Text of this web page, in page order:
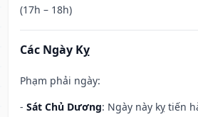
(17h – 18h)
Các Ngày Kỵ
Phạm phải ngày:
- Sát Chủ Dương: Ngày này kỵ tiến